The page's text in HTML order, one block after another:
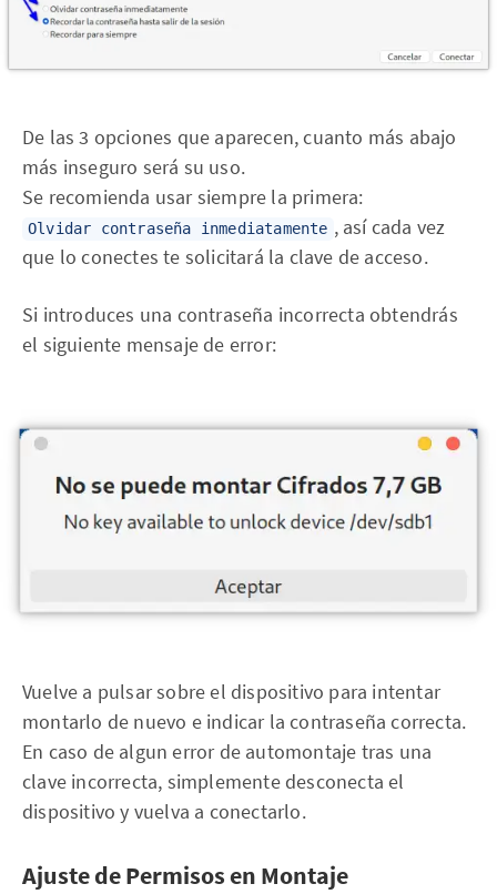
De las 3 opciones que aparecen, cuanto más abajo
más inseguro será su uso.
Se recomienda usar siempre la primera:
Olvidar contraseña inmediatamente , así cada vez
que lo conectes te solicitará la clave de acceso.
Si introduces una contraseña incorrecta obtendrás
el siguiente mensaje de error:
Vuelve a pulsar sobre el dispositivo para intentar
montarlo de nuevo e indicar la contraseña correcta.
En caso de algun error de automontaje tras una
clave incorrecta, simplemente desconecta el
dispositivo y vuelva a conectarlo.
Ajuste de Permisos en Montaje